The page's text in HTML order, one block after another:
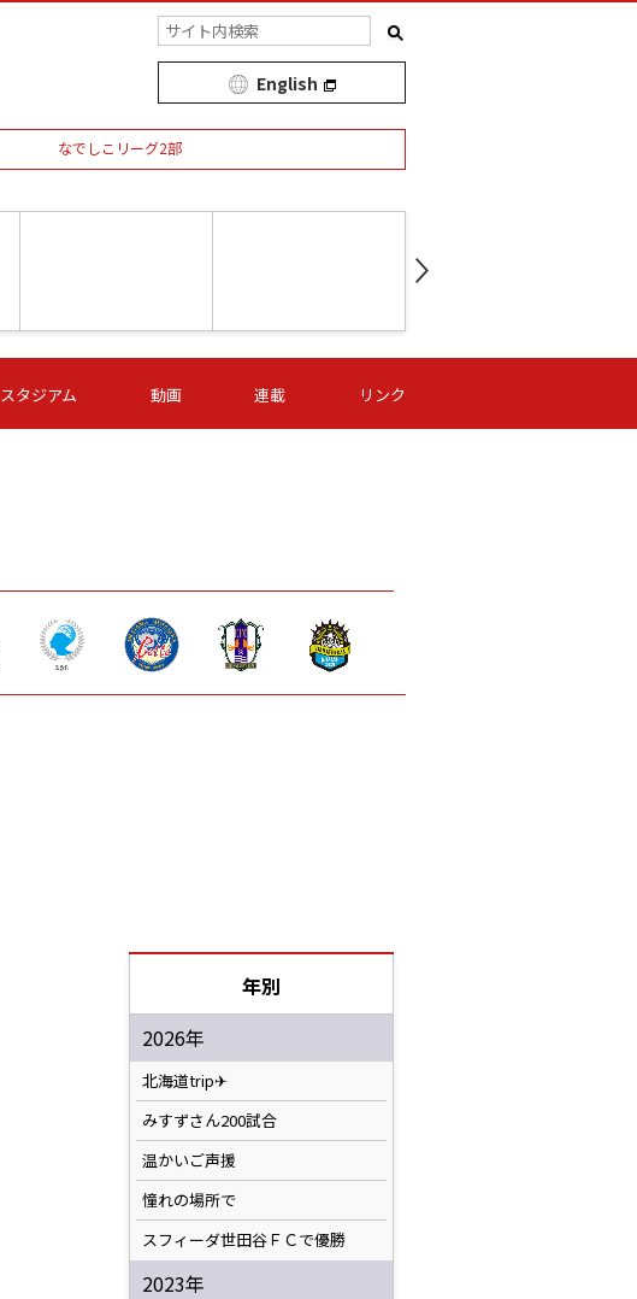
English
なでしこリーグ2部
第16節 09/06 (日) 15:00
-
第16節 09/06 (日) 15:00
- -
スタジアム 動画 連載 リンク
年別
2026年
北海道trip✈
みすずさん200試合
温かいご声援
憧れの場所で
スフィーダ世田谷ＦＣで優勝
2023年